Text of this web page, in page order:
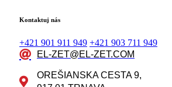
Kontaktuj nás
+421 901 911 949 +421 903 711 949
EL-ZET@EL-ZET.COM
OREŠIANSKA CESTA 9,